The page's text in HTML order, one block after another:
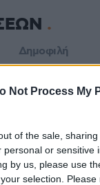
Not Process My
of the sale,
personal or sensitive
by us, please use
selection.
Δημοφιλή
που
Το
στον αέρα, αλλά
έδαφος